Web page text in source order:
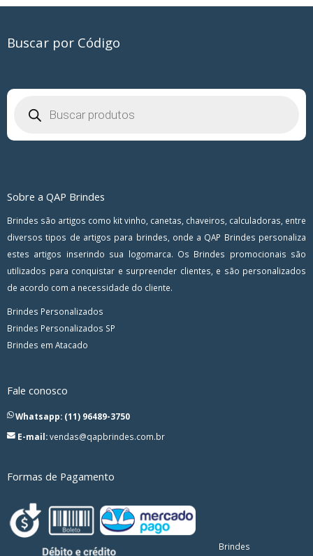
Buscar por Código
Sobre a QAP Brindes
Brindes são artigos como kit vinho, canetas, chaveiros, calculadoras, entre
diversos tipos de artigos para brindes, onde a QAP Brindes personaliza
estes artigos inserindo sua logomarca. Os Brindes promocionais são
utilizados para conquistar e surpreender clientes, e são personalizados
de acordo com a necessidade do cliente.
Brindes Personalizados
Brindes Personalizados SP
Brindes em Atacado
Fale conosco
Whatsapp: (11) 96489-3750
E-mail:vendas@qapbrindes.com.br
Formas de Pagamento
Brindes